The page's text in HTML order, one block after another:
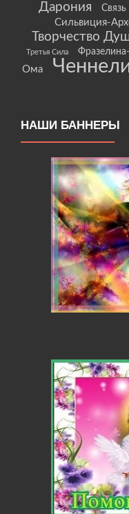
Дарония
Сильвиция-
Творчество
Третья Сила
Ома
НАШИ БАННЕРЫ